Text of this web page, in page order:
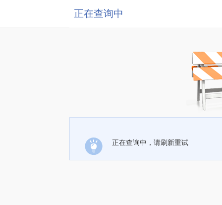
正在查询中
正在查询中，请刷新重试